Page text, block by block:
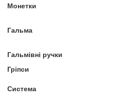
Монетки
Гальма
Гальмівні ручки
Гріпси
Система